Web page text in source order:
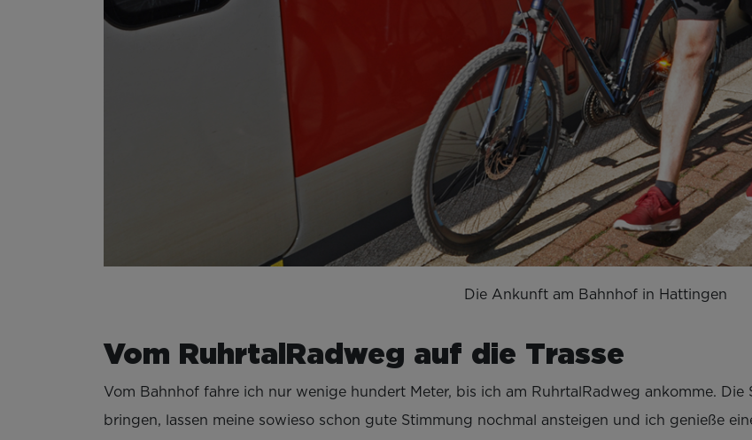
Die Ankunft am Bahnhof in Hattingen
Vom RuhrtalRadweg auf die Trasse
Vom Bahnhof fahre ich nur wenige hundert Meter, bis ich am RuhrtalRadweg ankomme. Die
bringen, lassen meine sowieso schon gute Stimmung nochmal ansteigen und ich genieße